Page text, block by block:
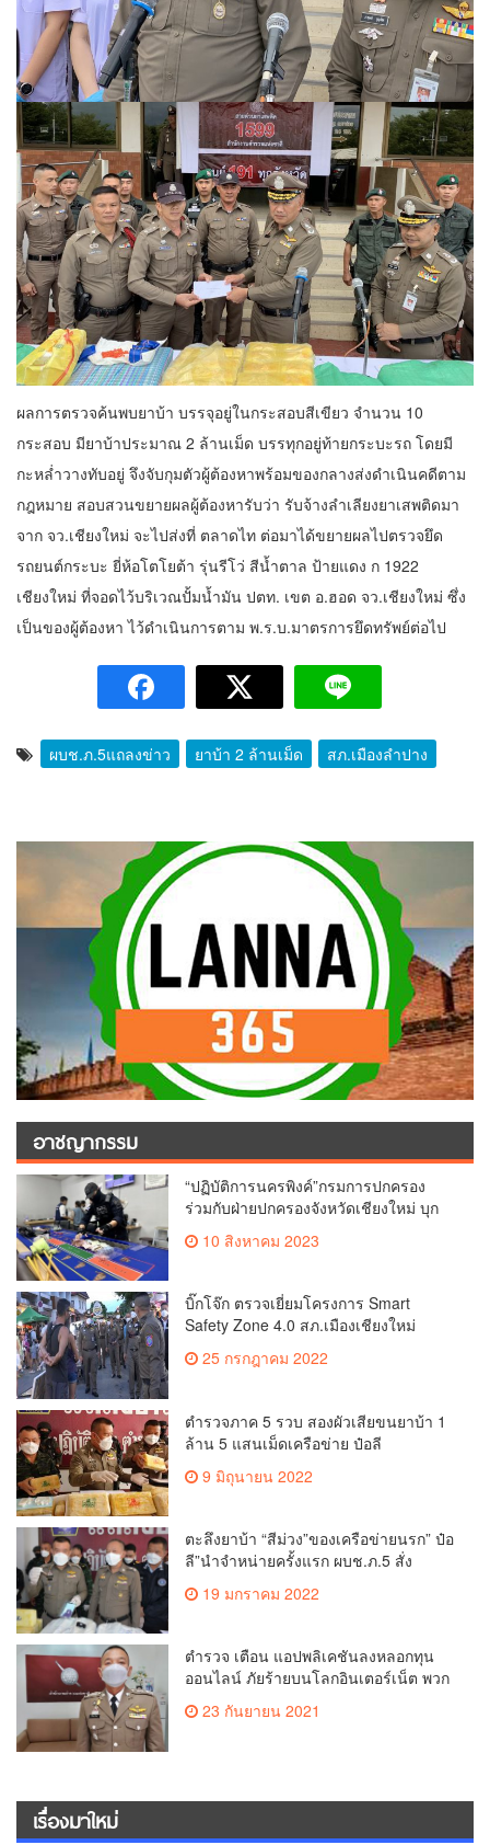
ผลการตรวจค้นพบยาบ้า บรรจุอยู่ในกระสอบสีเขียว จำนวน 10
กระสอบ มียาบ้าประมาณ 2 ล้านเม็ด บรรทุกอยู่ท้ายกระบะรถ โดยมี
กะหล่ำวางทับอยู่ จึงจับกุมตัวผู้ต้องหาพร้อมของกลางส่งดำเนินคดีตาม
กฎหมาย สอบสวนขยายผลผู้ต้องหารับว่า รับจ้างลำเลียงยาเสพติดมา
จาก จว.เชียงใหม่ จะไปส่งที่ ตลาดไท ต่อมาได้ขยายผลไปตรวจยึด
รถยนต์กระบะ ยี่ห้อโตโยต้า รุ่นรีโว่ สีน้ำตาล ป้ายแดง ก 1922
เชียงใหม่ ที่จอดไว้บริเวณปั้มน้ำมัน ปตท. เขต อ.ฮอด จว.เชียงใหม่ ซึ่ง
เป็นของผู้ต้องหา ไว้ดำเนินการตาม พ.ร.บ.มาตรการยึดทรัพย์ต่อไป
ผบช.ภ.5แถลงข่าว ยาบ้า 2 ล้านเม็ด สภ.เมืองลำปาง
อาชญากรรม
“ปฏิบัติการนครพิงค์”กรมการปกครอง
ร่วมกับฝ่ายปกครองจังหวัดเชียงใหม่ บุก
ทลายบ่อน 89 CLUB Casino บ่อนใหญ่
กลางเมืองเชียงใหม่ ย่านสินติธรรม พบ
กว่าร้อยคน
10 สิงหาคม 2023
บิ๊กโจ๊ก ตรวจเยี่ยมโครงการ Smart
Safety Zone 4.0 สภ.เมืองเชียงใหม่
พร้อมเดินถนนคนเดินสร้างความอบอุ่นนัก
ท่องเที่ยว
25 กรกฎาคม 2022
ตำรวจภาค 5 รวบ สองผัวเสียขนยาบ้า 1
ล้าน 5 แสนเม็ดเครือข่าย ป๋อลี
9 มิถุนายน 2022
ตะลึงยาบ้า “สีม่วง”ของเครือข่ายนรก” ป๋อ
ลี”นำจำหน่ายครั้งแรก ผบช.ภ.5 สั่ง
กวาดล้างให้สิ้นซาก
19 มกราคม 2022
ตำรวจ เตือน แอปพลิเคชันลงหลอกทุน
ออนไลน์ ภัยร้ายบนโลกอินเตอร์เน็ต พวก
หาสมาชิกระวังโดนดำเนินคดีด้วย
23 กันยายน 2021
เรื่องมาใหม่